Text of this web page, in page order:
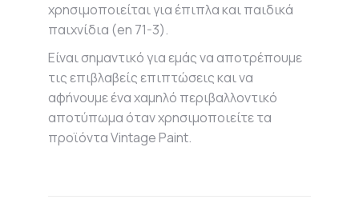
χρησιμοποιείται για έπιπλα και παιδικά
παιχνίδια (en 71-3).
Είναι σημαντικό για εμάς να αποτρέπουμε
τις επιβλαβείς επιπτώσεις και να
αφήνουμε ένα χαμηλό περιβαλλοντικό
αποτύπωμα όταν χρησιμοποιείτε τα
προϊόντα Vintage Paint.